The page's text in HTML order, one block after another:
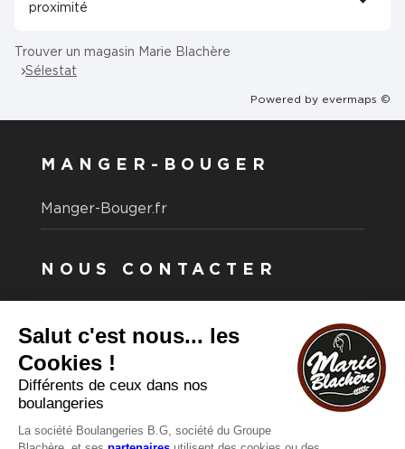
proximité
Trouver un magasin Marie Blachère
Sélestat
Powered by evermaps ©
MANGER-BOUGER
Manger-Bouger.fr
NOUS CONTACTER
Vous souhaitez nous contacter ?
Consultez notre FAQ.
FAQ
Recrutement